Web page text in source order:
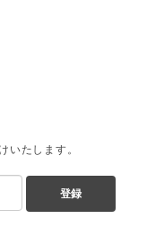
いたします。
登録